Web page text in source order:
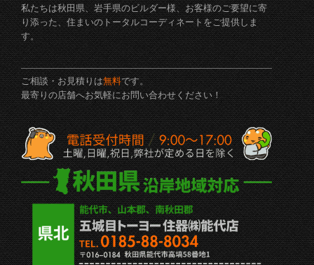
私たちは秋田県、岩手県のビルダー様、お客様のご要望に寄
り添った、住まいのトータルコーディネートをご提供しま
す。
ご相談・お見積りは無料です。
最寄りの店舗へお気軽にお問い合わせください！